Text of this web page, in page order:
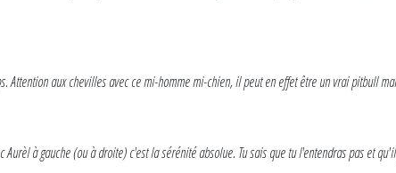
Attention aux chevilles avec ce mi-homme mi-chien, il peut en effet être un vrai pitbull
Aurèl à gauche (ou à droite) c'est la sérénité absolue. Tu sais que tu l'entendras pas et